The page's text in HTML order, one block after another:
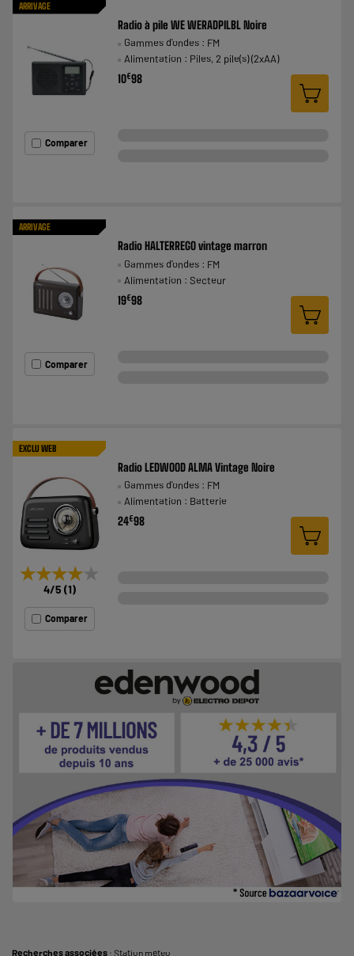
ARRIVAGE
Comparer
Radio à pile WE WERADPILBL Noire
Gammes d'ondes : FM
Alimentation : Piles, 2 pile(s) (2xAA)
10€98
ARRIVAGE
Comparer
Radio HALTERREGO vintage marron
Gammes d'ondes : FM
Alimentation : Secteur
19€98
EXCLU WEB
★★★★★
★★★★★
4/5 (1)
Comparer
Radio LEDWOOD ALMA Vintage Noire
Gammes d'ondes : FM
Alimentation : Batterie
24€98
Recherches associées : Station méteo